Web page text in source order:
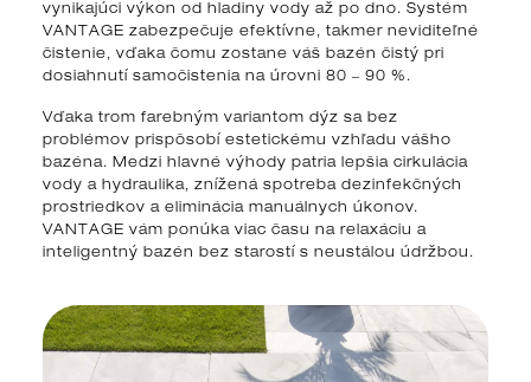
vynikajúci výkon od hladiny vody až po dno. Systém
VANTAGE zabezpečuje efektívne, takmer neviditeľné
čistenie, vďaka čomu zostane váš bazén čistý pri
dosiahnutí samočistenia na úrovni 80 ‒ 90 %.
Vďaka trom farebným variantom dýz sa bez
problémov prispôsobí estetickému vzhľadu vášho
bazéna. Medzi hlavné výhody patria lepšia cirkulácia
vody a hydraulika, znížená spotreba dezinfekčných
prostriedkov a eliminácia manuálnych úkonov.
VANTAGE vám ponúka viac času na relaxáciu a
inteligentný bazén bez starostí s neustálou údržbou.